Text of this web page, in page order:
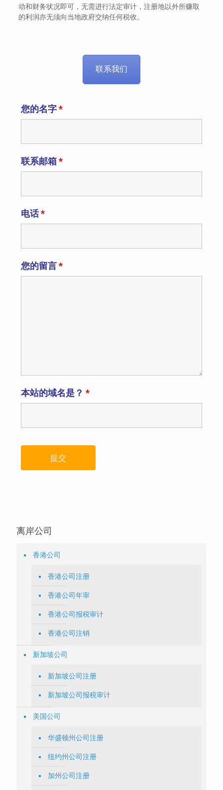
动和财务状况即可，无需进行法定审计，注册地以外所赚取
的利润亦无须向当地政府交纳任何税收。
联系我们
您的名字*
联系邮箱*
电话*
您的留言*
本站的域名是？ *
离岸公司
香港公司
香港公司注册
香港公司年审
香港公司报税审计
香港公司注销
新加坡公司
新加坡公司注册
新加坡公司报税审计
美国公司
华盛顿州公司注册
纽约州公司注册
加州公司注册